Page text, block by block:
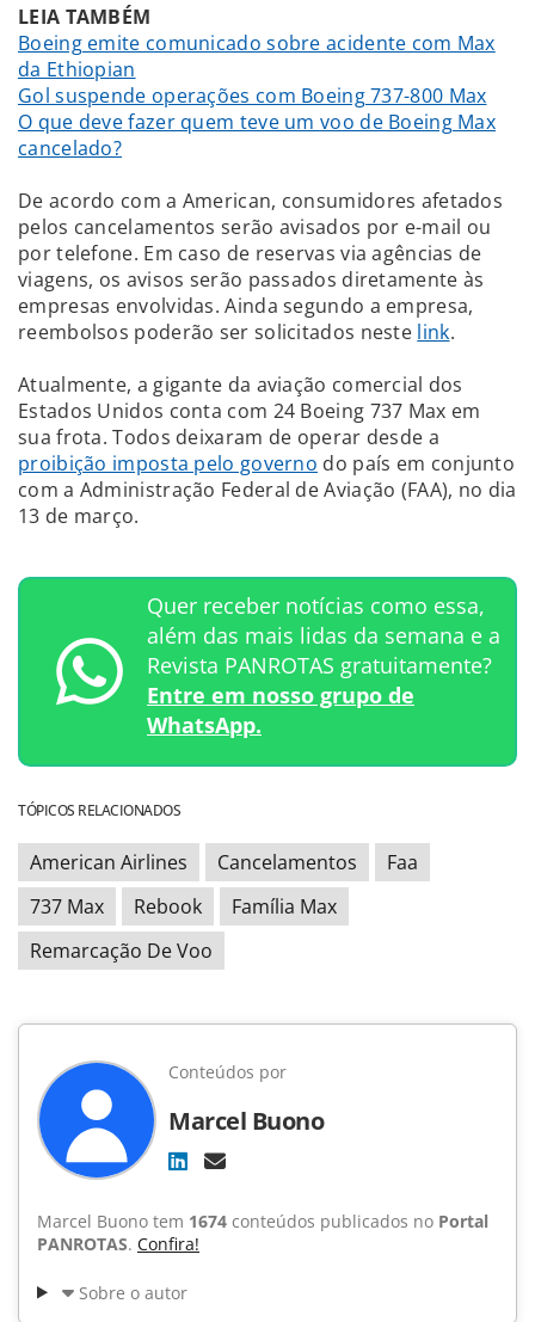
LEIA TAMBÉM
Boeing emite comunicado sobre acidente com Max
da Ethiopian
Gol suspende operações com Boeing 737-800 Max
O que deve fazer quem teve um voo de Boeing Max
cancelado?
De acordo com a American, consumidores afetados
pelos cancelamentos serão avisados por e-mail ou
por telefone. Em caso de reservas via agências de
viagens, os avisos serão passados diretamente às
empresas envolvidas. Ainda segundo a empresa,
reembolsos poderão ser solicitados neste link.
Atualmente, a gigante da aviação comercial dos
Estados Unidos conta com 24 Boeing 737 Max em
sua frota. Todos deixaram de operar desde a
proibição imposta pelo governo do país em conjunto
com a Administração Federal de Aviação (FAA), no dia
13 de março.
Quer receber notícias como essa,
além das mais lidas da semana e a
Revista PANROTAS gratuitamente?
Entre em nosso grupo de
WhatsApp.
TÓPICOS RELACIONADOS
American Airlines Cancelamentos
Faa
737 Max
Rebook
Família Max
Remarcação De Voo
Conteúdos por
Marcel Buono
Marcel Buono tem 1674 conteúdos publicados no Portal
PANROTAS. Confira!
Sobre o autor